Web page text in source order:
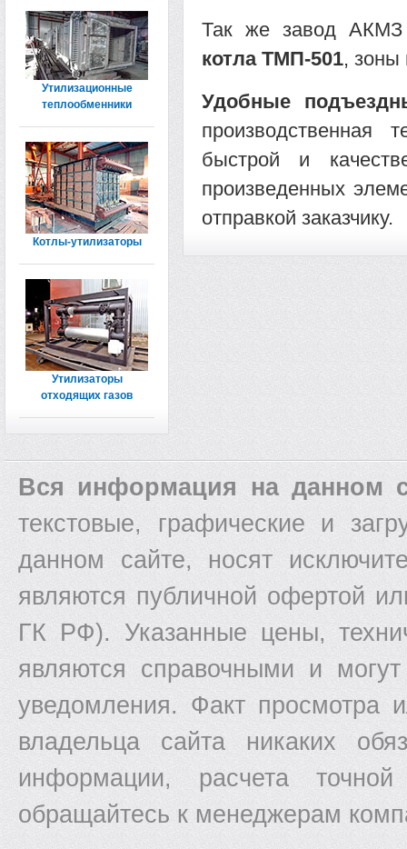
Так же завод АКМЗ
котла ТМП-501, зоны
Удобные
производственная
быстрой и
произведенных
отправкой заказчику.
Утилизационные
теплообменники
Котлы-утилизаторы
Утилизаторы
отходящих газов
Вся информация на данном
текстовые, графические и
данном сайте, носят
являются публичной офертой
ГК РФ). Указанные цены,
являются справочными и
уведомления. Факт просмотра
владельца сайта никаких
информации, расчета
обращайтесь к менеджерам